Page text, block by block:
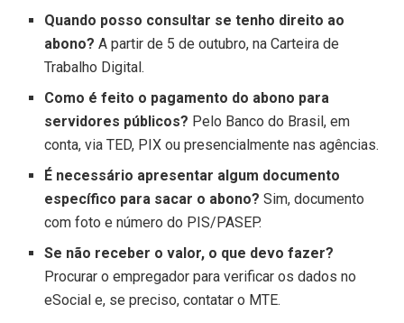
Quando posso consultar se tenho direito ao
abono? A partir de 5 de outubro, na Carteira de
Trabalho Digital.
Como é feito o pagamento do abono para
servidores públicos? Pelo Banco do Brasil, em
conta, via TED, PIX ou presencialmente nas agências.
É necessário apresentar algum documento
específico para sacar o abono? Sim, documento
com foto e número do PIS/PASEP.
Se não receber o valor, o que devo fazer?
Procurar o empregador para verificar os dados no
eSocial e, se preciso, contatar o MTE.